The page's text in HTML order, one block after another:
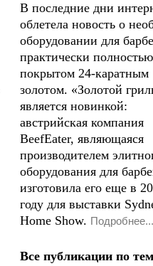
В последние дни
облетела новость о
оборудовании для
практически полностью
покрытом 24-каратным
золотом. «Золотой
является новинкой:
австрийская компания
BeefEater, являющаяся
производителем
оборудования для
изготовила его еще в
году для выставки
Home Show. Подробнее...
Все публикации по